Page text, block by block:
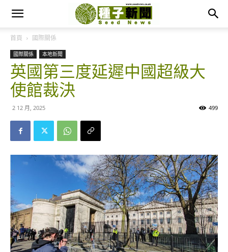
首頁 國際關係
國際關係 本地新聞
英國第三度延遲中國超級大
使館裁決
2 12 月, 2025 499